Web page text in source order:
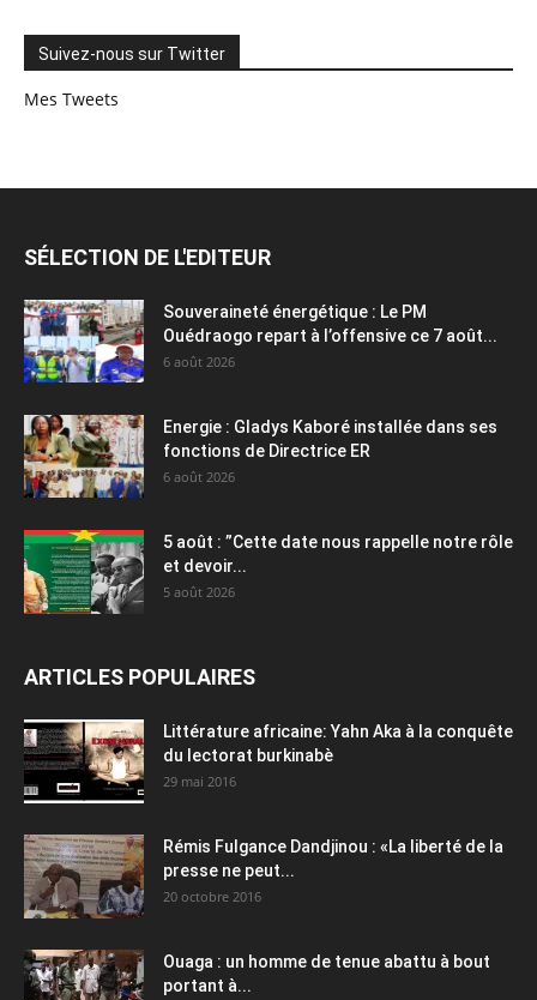
Suivez-nous sur Twitter
Mes Tweets
SÉLECTION DE L'EDITEUR
Souveraineté énergétique : Le PM
Ouédraogo repart à l’offensive ce 7 août...
6 août 2026
Energie : Gladys Kaboré installée dans ses
fonctions de Directrice ER
6 août 2026
5 août : ”Cette date nous rappelle notre rôle
et devoir...
5 août 2026
ARTICLES POPULAIRES
Littérature africaine: Yahn Aka à la conquête
du lectorat burkinabè
29 mai 2016
Rémis Fulgance Dandjinou : «La liberté de la
presse ne peut...
20 octobre 2016
Ouaga : un homme de tenue abattu à bout
portant à...